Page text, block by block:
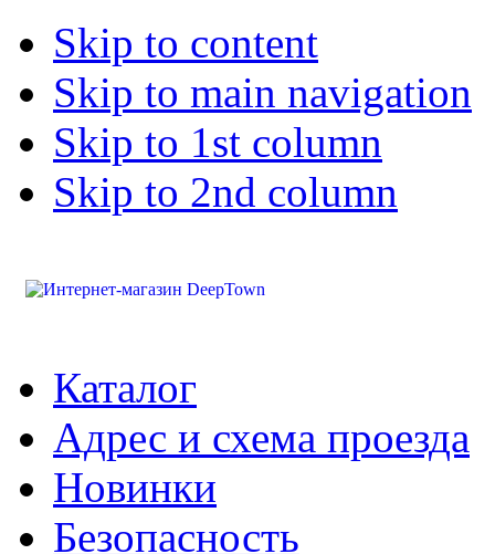
Skip to content
Skip to main navigation
Skip to 1st column
Skip to 2nd column
Каталог
Адрес и схема проезда
Новинки
Безопасность